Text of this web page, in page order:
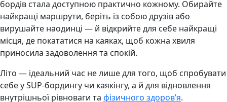
бордів стала доступною практично кожному. Обирайте
найкращі маршрути, беріть із собою друзів або
вирушайте наодинці — й відкрийте для себе найкращі
місця, де покататися на каяках, щоб кожна хвиля
приносила задоволення та спокій.
Літо — ідеальний час не лише для того, щоб спробувати
себе у SUP-бордингу чи каякінгу, а й для відновлення
внутрішньої рівноваги та фізичного здоров’я.